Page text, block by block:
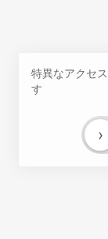
特異なアクセ
す
›